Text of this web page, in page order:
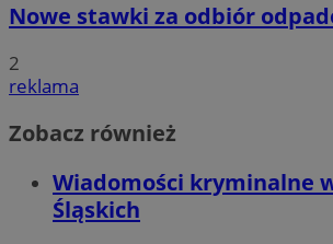
Nowe stawki za odbiór
2
reklama
Zobacz również
Wiadomości kryminalne
Śląskich